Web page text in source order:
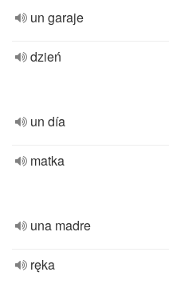
un garaje
dzień
un día
matka
una madre
ręka